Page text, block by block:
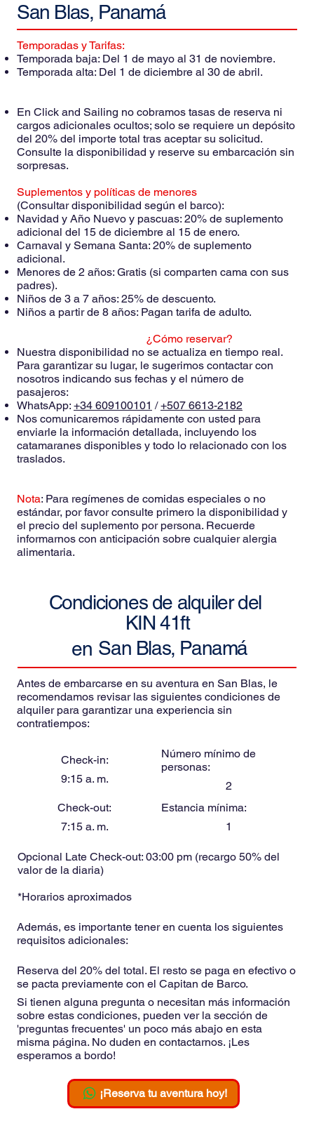
San Blas, Panamá
Temporadas y Tarifas:
Temporada baja: Del 1 de mayo al 31 de noviembre.
Temporada alta: Del 1 de diciembre al 30 de abril.
En Click and Sailing no cobramos tasas de reserva ni
cargos adicionales ocultos; solo se requiere un depósito
del 20% del importe total tras aceptar su solicitud.
Consulte la disponibilidad y reserve su embarcación sin
sorpresas.
Suplementos y políticas de menores
(Consultar disponibilidad según el barco):
Navidad y Año Nuevo y pascuas: 20% de suplemento
adicional del 15 de diciembre al 15 de enero.
Carnaval y Semana Santa: 20% de suplemento
adicional.
Menores de 2 años: Gratis (si comparten cama con sus
padres).
Niños de 3 a 7 años: 25% de descuento.
Niños a partir de 8 años: Pagan tarifa de adulto.
¿Cómo reservar?
Nuestra disponibilidad no se actualiza en tiempo real.
Para garantizar su lugar, le sugerimos contactar con
nosotros indicando sus fechas y el número de
pasajeros:
WhatsApp: +34 609100101 /+507 6613-2182
Nos comunicaremos rápidamente con usted para
enviarle la información detallada, incluyendo los
catamaranes disponibles y todo lo relacionado con los
traslados.
Nota: Para regímenes de comidas especiales o no
estándar, por favor consulte primero la disponibilidad y
el precio del suplemento por persona. Recuerde
informarnos con anticipación sobre cualquier alergia
alimentaria.
Condiciones de alquiler del
KIN 41ft
en San Blas, Panamá
Antes de embarcarse en su aventura en San Blas, le
recomendamos revisar las siguientes condiciones de
alquiler para garantizar una experiencia sin
contratiempos:
Check-in:
9:15 a. m.
Check-out:
7:15 a. m.
Número mínimo de
personas:
2
Estancia mínima:
1
Opcional Late Check-out: 03:00 pm (recargo 50% del
valor de la diaria)
*Horarios aproximados
Además, es importante tener en cuenta los siguientes
requisitos adicionales:
Reserva del 20% del total. El resto se paga en efectivo o
se pacta previamente con el Capitan de Barco.
Si tienen alguna pregunta o necesitan más información
sobre estas condiciones, pueden ver la sección de
'preguntas frecuentes' un poco más abajo en esta
misma página. No duden en contactarnos. ¡Les
esperamos a bordo!
¡Reserva tu aventura hoy!